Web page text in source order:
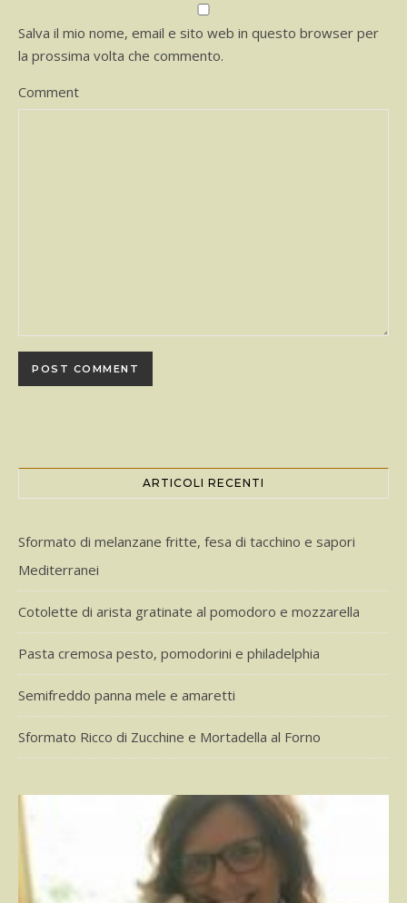
Salva il mio nome, email e sito web in questo browser per
la prossima volta che commento.
Comment
ARTICOLI RECENTI
Sformato di melanzane fritte, fesa di tacchino e sapori
Mediterranei
Cotolette di arista gratinate al pomodoro e mozzarella
Pasta cremosa pesto, pomodorini e philadelphia
Semifreddo panna mele e amaretti
Sformato Ricco di Zucchine e Mortadella al Forno